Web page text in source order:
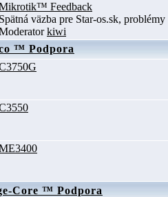
Feedback
Spätná väzba pre Star-os.sk,
kiwi
™ Podpora
Core ™ Podpora